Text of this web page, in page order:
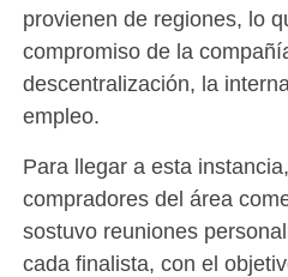
provienen de regiones, lo
compromiso de la
descentralización, la
empleo.
Para llegar a esta
compradores del área
sostuvo reuniones
cada finalista, con el